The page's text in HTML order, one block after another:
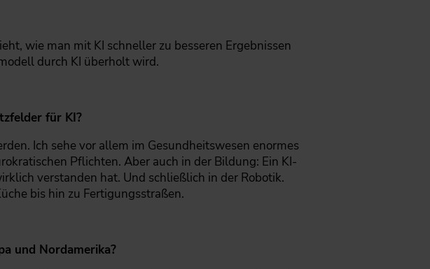
wie man mit KI schneller zu besseren Ergebnissen
durch KI überholt wird.
für KI?
Ich sehe vor allem im Gesundheitswesen enormes
Pflichten. Aber auch in der Bildung: Ein KI-
verstanden hat. Und schließlich in der Robotik.
bis hin zu Fertigungsstraßen.
und Nordamerika?